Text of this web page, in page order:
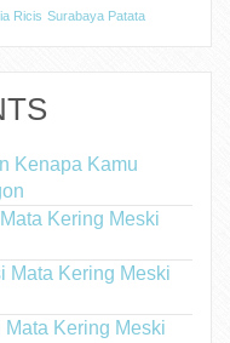
Ricis Surabaya Patata
Kenapa Kamu
Kering Meski
Mata Kering Meski
Mata Kering Meski